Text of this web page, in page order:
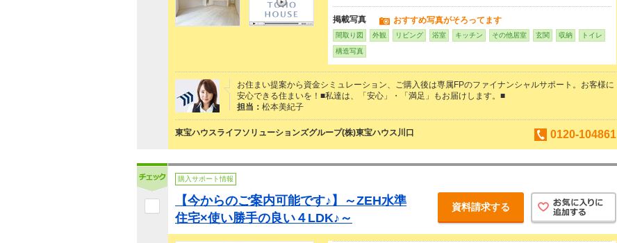
掲載写真 おすすめ写真がそろってます
間取り図 外観 リビング 浴室 キッチン その他居室 玄関 収納 トイレ
構造写真
お住まい提案から資金シミュレーション、ご購入後は専属FPのファイナンシャルサポート。お客様に
安心できる住まいを！■私達は、「安心」・「満足」もお届けします。■
担当： 松本美紀子
東宝ハウスライフソリューションズグループ(株)東宝ハウス川口 0120-104861
購入サポート情報
【今からのご案内可能です♪】～ZEH水準
住宅×使い勝手の良い４LDK♪～
資料請求する